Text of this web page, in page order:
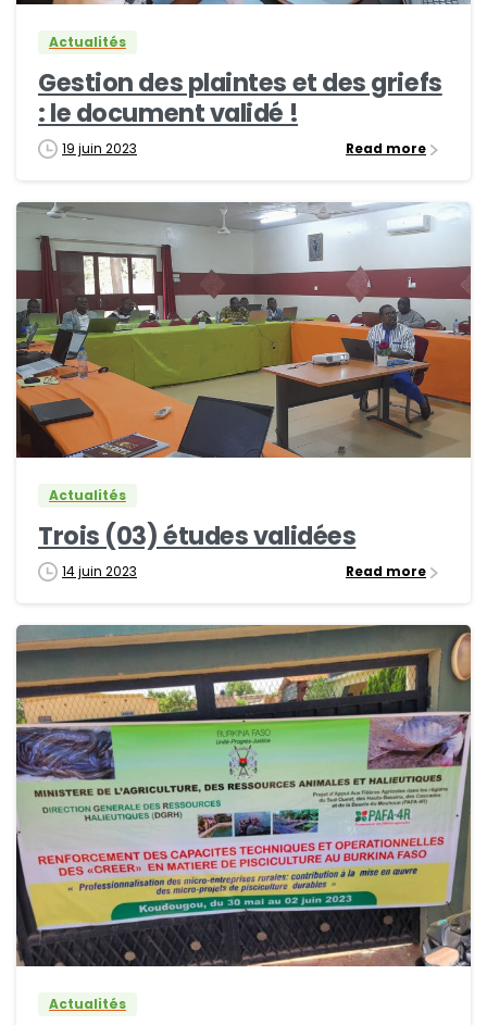
Actualités
Gestion des plaintes et des griefs
: le document validé !
19 juin 2023 Read more
0 0
Actualités
Trois (03) études validées
14 juin 2023 Read more
0
Actualités